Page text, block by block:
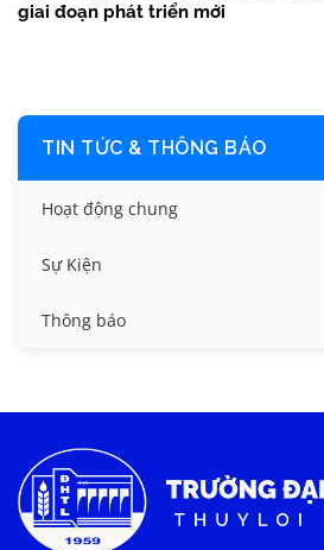
giai đoạn phát triển mới
TIN TỨC & THÔNG BÁO
Hoạt động chung
Tin công tác sinh viên
Tin đào tạo
Tin tức chung
Sự Kiện
Thông báo